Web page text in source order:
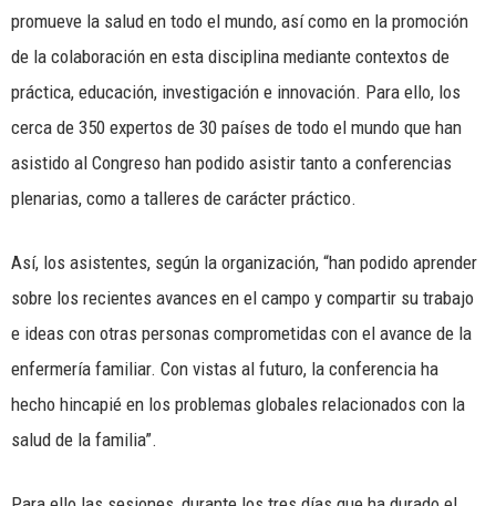
promueve la salud en todo el mundo, así como en la promoción
de la colaboración en esta disciplina mediante contextos de
práctica, educación, investigación e innovación. Para ello, los
cerca de 350 expertos de 30 países de todo el mundo que han
asistido al Congreso han podido asistir tanto a conferencias
plenarias, como a talleres de carácter práctico.
Así, los asistentes, según la organización, “han podido aprender
sobre los recientes avances en el campo y compartir su trabajo
e ideas con otras personas comprometidas con el avance de la
enfermería familiar. Con vistas al futuro, la conferencia ha
hecho hincapié en los problemas globales relacionados con la
salud de la familia”.